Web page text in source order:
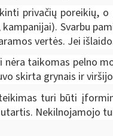
privačių poreikių,
Svarbu
vertės. Jei
nėra taikomas pelno
skirta grynais ir viršijo
turi būti
Nekilnojamojo